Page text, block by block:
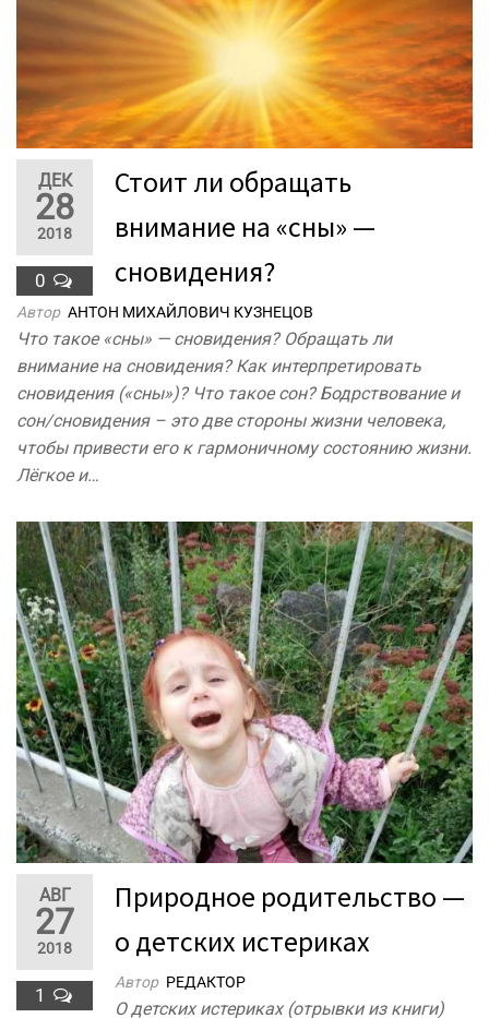
ДЕК
28
2018
0
Стоит ли обращать
внимание на «сны» —
сновидения?
Автор АНТОН МИХАЙЛОВИЧ КУЗНЕЦОВ
Что такое «сны» — сновидения? Обращать ли
внимание на сновидения? Как интерпретировать
сновидения («сны»)? Что такое сон? Бодрствование и
сон/сновидения – это две стороны жизни человека,
чтобы привести его к гармоничному состоянию жизни.
Лёгкое и…
АВГ
27
2018
1
Природное родительство —
о детских истериках
Автор РЕДАКТОР
О детских истериках (отрывки из книги)